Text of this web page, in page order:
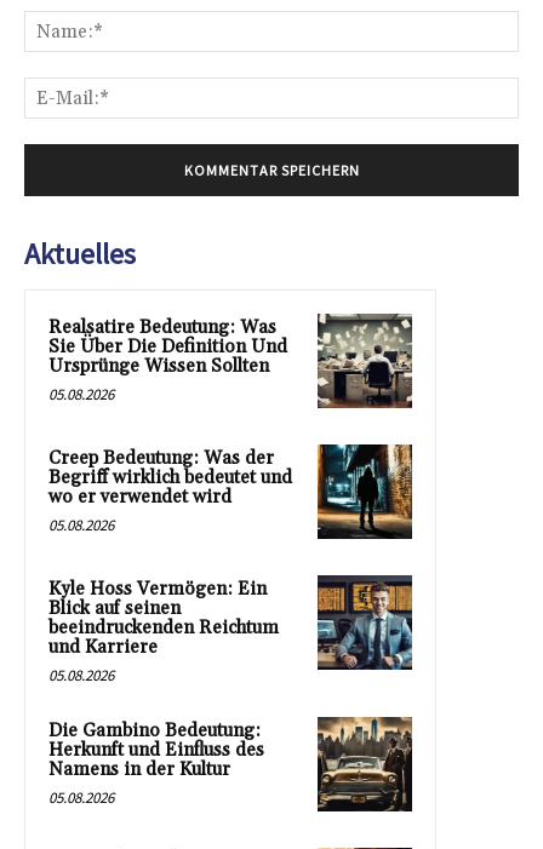
Aktuelles
Realsatire Bedeutung: Was
Sie Über Die Definition Und
Ursprünge Wissen Sollten
05.08.2026
Creep Bedeutung: Was der
Begriff wirklich bedeutet und
wo er verwendet wird
05.08.2026
Kyle Hoss Vermögen: Ein
Blick auf seinen
beeindruckenden Reichtum
und Karriere
05.08.2026
Die Gambino Bedeutung:
Herkunft und Einfluss des
Namens in der Kultur
05.08.2026